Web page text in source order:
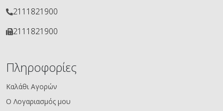
2111821900
2111821900
Πληροφορίες
Καλάθι Αγορών
Ο Λογαριασμός μου